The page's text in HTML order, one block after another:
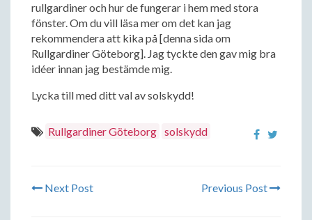
rullgardiner och hur de fungerar i hem med stora
fönster. Om du vill läsa mer om det kan jag
rekommendera att kika på [denna sida om
Rullgardiner Göteborg]. Jag tyckte den gav mig bra
idéer innan jag bestämde mig.
Lycka till med ditt val av solskydd!
Rullgardiner Göteborg solskydd
Next Post Previous Post